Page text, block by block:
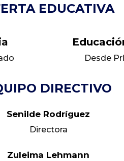
EDUCATIVA
Desde
DIRECTIVO
Senilde Rodríguez
Directora
Zuleima Lehmann